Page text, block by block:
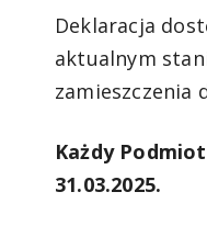
Deklaracja
aktualnym
zamieszczenia
Każdy
31.03.2025.